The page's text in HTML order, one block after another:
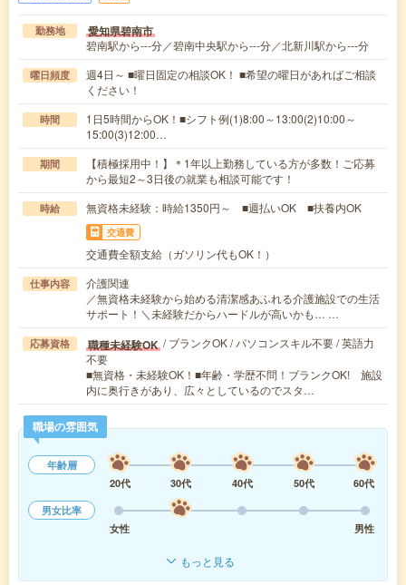
勤務地 愛知県碧南市
碧南駅から---分／碧南中央駅から---分／北新川駅から---分
曜日頻度
週4日～ ■曜日固定の相談OK！ ■希望の曜日があればご相談
ください！
時間
1日5時間からOK！■シフト例(1)8:00～13:00(2)10:00～
15:00(3)12:00…
期間
【積極採用中！】＊1年以上勤務している方が多数！ご応募
から最短2～3日後の就業も相談可能です！
時給 無資格未経験：時給1350円～ ■週払いOK ■扶養内OK
交通費
交通費全額支給（ガソリン代もOK！）
仕事内容
介護関連
／無資格未経験から始める清潔感あふれる介護施設での生活
サポート！＼未経験だからハードルが高いかも… …
応募資格 職種未経験OK / ブランクOK / パソコンスキル不要 / 英語力
不要
■無資格・未経験OK！■年齢・学歴不問！ブランクOK! 施設
内に奥行きがあり、広々としているのでスタ…
職場の雰囲気
年齢層
20代
30代 40代 50代
60代
男女比率
女性
男性
もっと見る